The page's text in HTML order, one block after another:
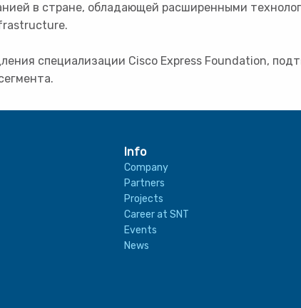
в стране, обладающей расширенными
специализации Cisco Express Foundation,
Info
Company
Partners
Projects
Career at SNT
Events
News